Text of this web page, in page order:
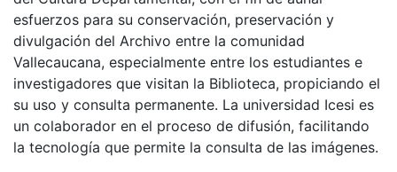
esfuerzos para su conservación, preservación y
divulgación del Archivo entre la comunidad
Vallecaucana, especialmente entre los estudiantes e
investigadores que visitan la Biblioteca, propiciando el
su uso y consulta permanente. La universidad Icesi es
un colaborador en el proceso de difusión, facilitando
la tecnología que permite la consulta de las imágenes.